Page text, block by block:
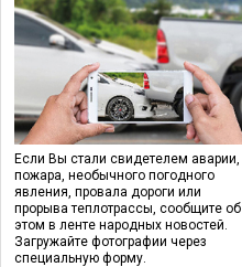
Если Вы стали свидетелем аварии,
пожара, необычного погодного
явления, провала дороги или
прорыва теплотрассы, сообщите об
этом в ленте народных новостей.
Загружайте фотографии через
специальную форму.